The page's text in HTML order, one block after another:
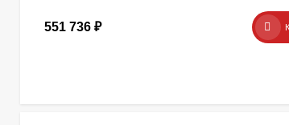
551 736 ₽